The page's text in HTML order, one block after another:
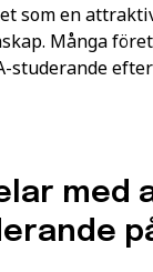
som en
Många
studerande
med